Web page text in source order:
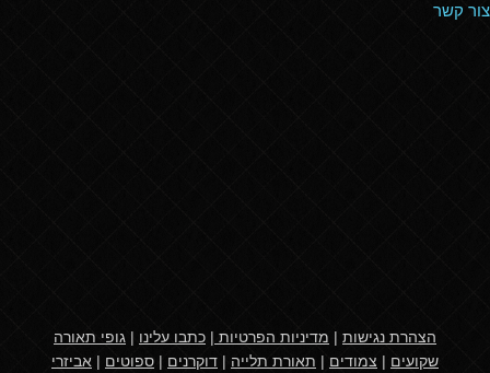
צור קשר
הצהרת נגישות | מדיניות הפרטיות | כתבו עלינו | גופי תאורה
שקועים | צמודים | תאורת תלייה | דוקרנים | ספוטים | אביזרי